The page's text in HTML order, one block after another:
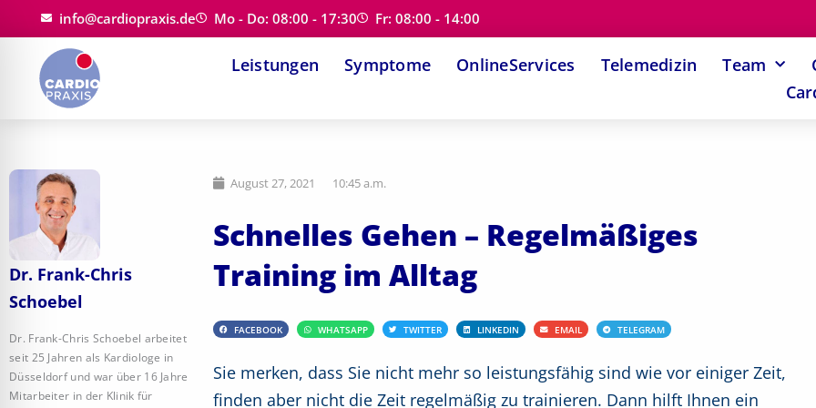
Inhalt
springen
info@cardiopraxis.de Mo - Do: 08:00 - 17:30 Fr: 08:00 - 14:00
Leistungen Symptome OnlineServices Telemedizin Team
Dr. Frank-Chris
Schoebel
Dr. Frank-Chris Schoebel arbeitet
seit 25 Jahren als Kardiologe in
Düsseldorf und war über 16 Jahre
Mitarbeiter in der Klinik für
August 27, 2021 10:45 a.m.
Schnelles Gehen – Regelmäßiges
Training im Alltag
FACEBOOK WHATSAPP TWITTER LINKEDIN EMAIL TELEGRAM
Sie merken, dass Sie nicht mehr so leistungsfähig sind wie vor einiger Zeit,
finden aber nicht die Zeit regelmäßig zu trainieren. Dann hilft Ihnen ein